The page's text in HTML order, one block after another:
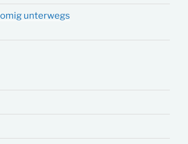
unterwegs